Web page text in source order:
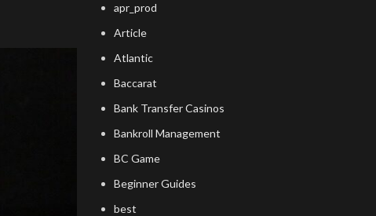
apr_prod
Article
Atlantic
Baccarat
Bank Transfer Casinos
Bankroll Management
BC Game
Beginner Guides
best